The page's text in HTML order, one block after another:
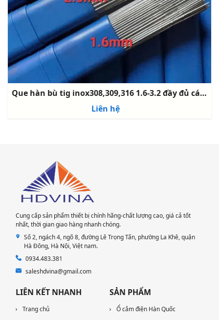
Que hàn bù tig inox308,309,316 1.6-3.2 đầy đủ các seri
Liên hệ
Cung cấp sản phẩm thiết bị chính hãng-chất lượng cao, giá cả tốt
nhất, thời gian giao hàng nhanh chóng.
Số 2, ngách 4, ngõ 8, đường Lê Trọng Tấn, phường La Khê, quận
Hà Đông, Hà Nội​, Việt nam.
0934.483.381
saleshdvina@gmail.com
LIÊN KẾT NHANH
Trang chủ
SẢN PHẨM
Ổ cắm điện Hàn Quốc